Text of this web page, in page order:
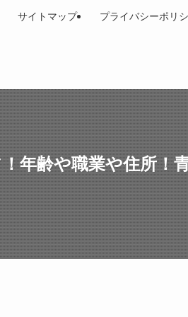
サイトマップ プライバシーポリ
年齢や職業や住所！